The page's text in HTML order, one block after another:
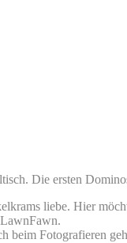
Die ersten
liebe. Hier
beim Fotografieren